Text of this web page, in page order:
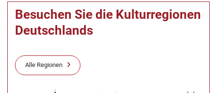
Besuchen Sie die Kulturregionen
Deutschlands
Alle Regionen